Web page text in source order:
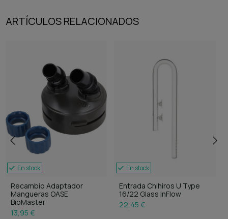
ARTÍCULOS RELACIONADOS
En stock
Recambio Adaptador
Mangueras OASE
BioMaster
13,95 €
En stock
Entrada Chihiros U Type
16/22 Glass InFlow
22,45 €